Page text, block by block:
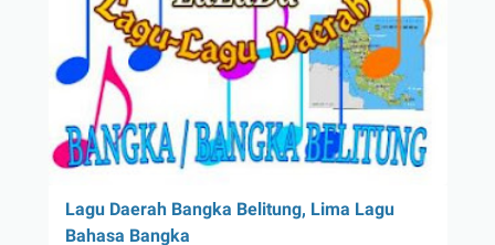
Lagu Daerah Bangka Belitung, Lima Lagu
Bahasa Bangka